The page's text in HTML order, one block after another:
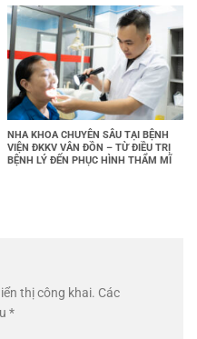
NHA KHOA CHUYÊN SÂU TẠI BỆNH
VIỆN ĐKKV VÂN ĐỒN – TỪ ĐIỀU TRỊ
BỆNH LÝ ĐẾN PHỤC HÌNH THẨM MĨ
thị công khai. Các
*